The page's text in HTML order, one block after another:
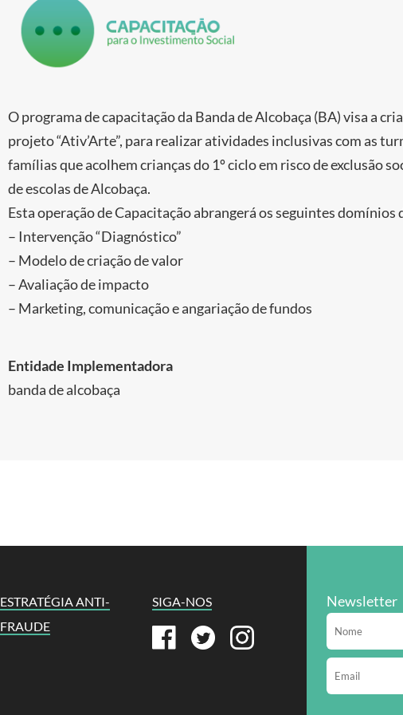
O programa de capacitação da Banda de Alcobaça (BA) visa a
projeto “Ativ’Arte”, para realizar atividades inclusivas com as
famílias que acolhem crianças do 1º ciclo em risco de exclusão
de escolas de Alcobaça.
Esta operação de Capacitação abrangerá os seguintes domínios
– Intervenção “Diagnóstico”
– Modelo de criação de valor
– Avaliação de impacto
– Marketing, comunicação e angariação de fundos
Entidade Implementadora
banda de alcobaça
ESTRATÉGIA ANTI-
FRAUDE
SIGA-NOS Newsletter